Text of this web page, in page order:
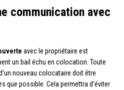
communication avec
avec le propriétaire est
un bail échu en colocation. Toute
nouveau colocataire doit être
que possible. Cela permettra d’éviter